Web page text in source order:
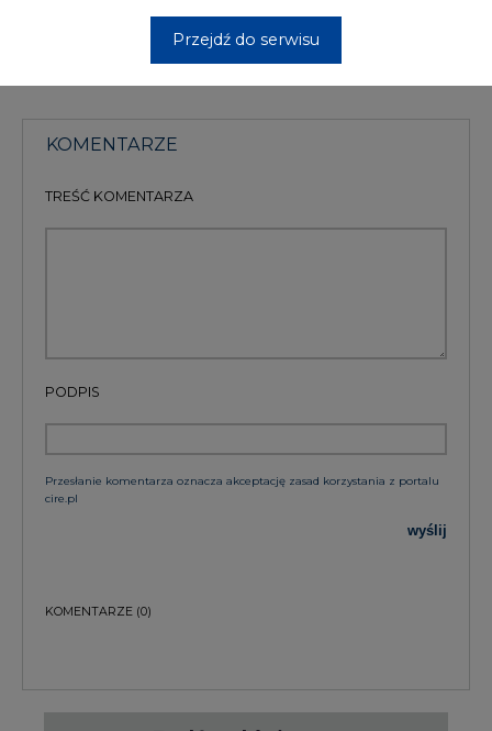
Przejdź do serwisu
KOMENTARZE(0)
Podając adres e-mail wyrażają Państwo zgodę
postaci newslettera pocztą elektroniczną od
Agencji Rynku Energii S.A z siedzibą w
ZAPISZ SIĘ DO NEWSLETTERA
Więcej informacji dotyczących przetwarzania